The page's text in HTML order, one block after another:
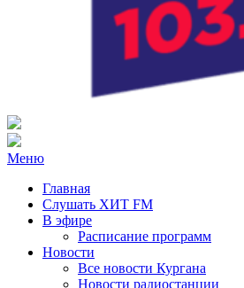
Радио ХИТ FM Курган
103.2 FM
Меню
Главная
Слушать ХИТ FM
В эфире
Расписание программ
Новости
Все новости Кургана
Новости радиостанции